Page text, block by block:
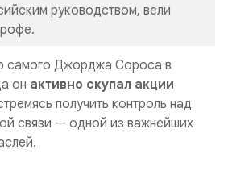
руководством, вели
самого Джорджа Сороса в
он активно скупал акции
получить контроль над
связи — одной из важнейших